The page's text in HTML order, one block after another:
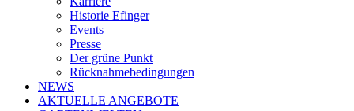
Historie Efinger
Events
Presse
Der grüne Punkt
Rücknahmebedingungen
NEWS
AKTUELLE ANGEBOTE